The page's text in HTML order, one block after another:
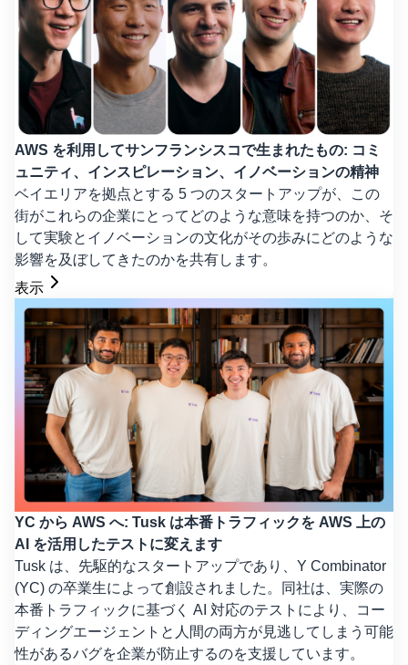
AWS を利用してサンフランシスコで生まれたもの: コミ
ュニティ、インスピレーション、イノベーションの精神
ベイエリアを拠点とする 5 つのスタートアップが、この
街がこれらの企業にとってどのような意味を持つのか、そ
して実験とイノベーションの文化がその歩みにどのような
影響を及ぼしてきたのかを共有します。
表示
YC から AWS へ: Tusk は本番トラフィックを AWS 上の
AI を活用したテストに変えます
Tusk は、先駆的なスタートアップであり、Y Combinator
(YC) の卒業生によって創設されました。同社は、実際の
本番トラフィックに基づく AI 対応のテストにより、コー
ディングエージェントと人間の両方が見逃してしまう可能
性があるバグを企業が防止するのを支援しています。